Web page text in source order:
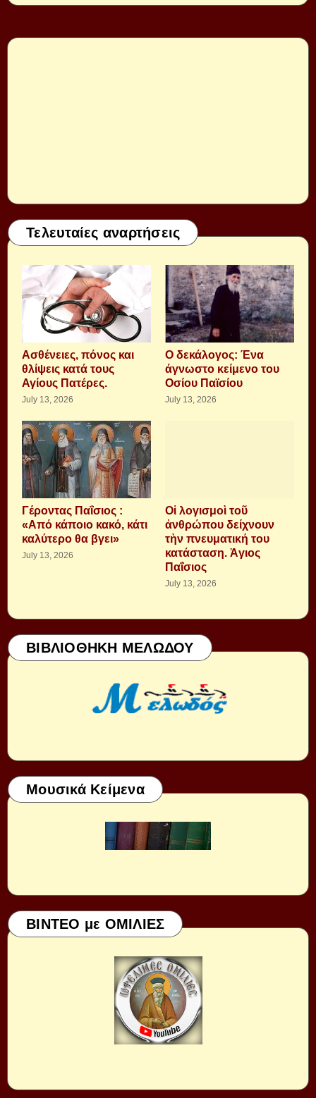
Τελευταίες αναρτήσεις
Aσθένειες, πόνος και
θλίψεις κατά τους
Αγίους Πατέρες.
July 13, 2026
Ο δεκάλογος: Ένα
άγνωστο κείμενο του
Οσίου Παϊσίου
July 13, 2026
Γέροντας Παΐσιος :
«Από κάποιο κακό, κάτι
καλύτερο θα βγει»
July 13, 2026
Οἱ λογισμοὶ τοῦ
ἀνθρώπου δείχνουν
τὴν πνευματική του
κατάσταση. Ἁγιος
Παΐσιος
July 13, 2026
ΒΙΒΛΙΟΘΗΚΗ ΜΕΛΩΔΟΥ
Μουσικά Κείμενα
ΒΙΝΤΕΟ με ΟΜΙΛΙΕΣ